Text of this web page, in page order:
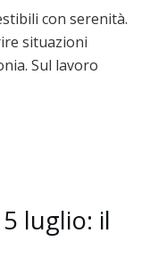
con serenità.
situazioni
Sul lavoro
luglio: il